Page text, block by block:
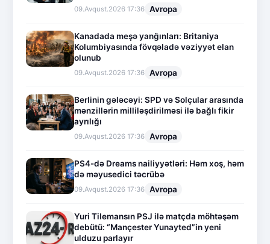
09.Avqust.2026 17:36 Avropa
Kanadada meşə yanğınları: Britaniya
Kolumbiyasında fövqəladə vəziyyət elan
olunub
09.Avqust.2026 17:36 Avropa
Berlinin gələcəyi: SPD və Solçular arasında
mənzillərin milliləşdirilməsi ilə bağlı fikir
ayrılığı
09.Avqust.2026 17:36 Avropa
PS4-də Dreams nailiyyətləri: Həm xoş, həm
də məyusedici təcrübə
09.Avqust.2026 17:36 Avropa
Yuri Tilemansın PSJ ilə matçda möhtəşəm
debütü: “Mançester Yunayted”in yeni
ulduzu parlayır